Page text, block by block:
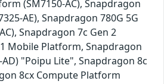
(SM7150-AC), Snapdragon
AE), Snapdragon 780G 5G
Snapdragon 7c Gen 2
Mobile Platform, Snapdragon
"Poipu Lite", Snapdragon 8c
8cx Compute Platform